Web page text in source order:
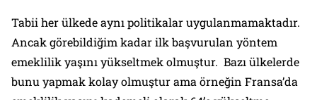
Tabii her ülkede aynı politikalar uygulanmamaktadır.
Ancak görebildiğim kadar ilk başvurulan yöntem
emeklilik yaşını yükseltmek olmuştur. Bazı ülkelerde
bunu yapmak kolay olmuştur ama örneğin Fransa’da